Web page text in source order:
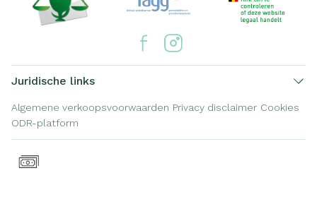
Juridische links
Algemene verkoopsvoorwaarden Privacy disclaimer Cookies
ODR-platform